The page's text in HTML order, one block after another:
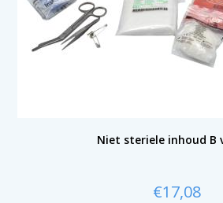
Niet steriele inhoud B
€17,08